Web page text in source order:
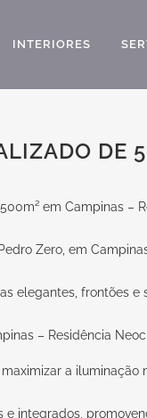
INTERIORES
DE
em Campinas
Zero, em
elegantes, frontões
a iluminação
e integrados,